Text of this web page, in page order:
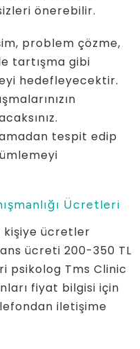
önerebilir.
problem çözme,
tartışma gibi
hedefleyecektir.
tespit edip
Ücretleri
kişiye ücretler
ücreti 200-350 TL
psikolog Tms Clinic
fiyat bilgisi için
iletişime